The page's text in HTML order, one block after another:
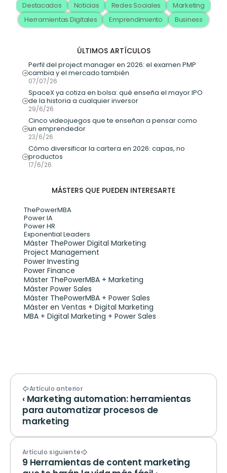
Destacados Noticias Redes Sociales
Marketing
Herramientas Digitales
Emprendimiento Business
ÚLTIMOS ARTÍCULOS
Perfil del project manager en 2026: el examen PMP
cambia y el mercado también
07/07/26
SpaceX ya cotiza en bolsa: qué enseña el mayor IPO
de la historia a cualquier inversor
29/6/26
Cinco videojuegos que te enseñan a pensar como
un emprendedor
23/6/26
Cómo diversificar la cartera en 2026: capas, no
productos
17/6/26
MÁSTERS QUE PUEDEN INTERESARTE
ThePowerMBA
Power IA
Power HR
Exponential Leaders
Máster ThePower Digital Marketing
Project Management
Power Investing
Power Finance
Máster ThePowerMBA + Marketing
Máster Power Sales
Máster ThePowerMBA + Power Sales
Máster en Ventas + Digital Marketing
MBA + Digital Marketing + Power Sales
Artículo anterior
‹ Marketing automation: herramientas
para automatizar procesos de
marketing
Artículo siguiente
9 Herramientas de content marketing